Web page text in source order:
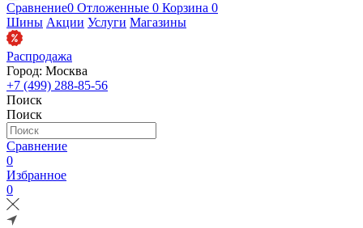
Сравнение0 Отложенные 0 Корзина 0
Шины Акции Услуги Магазины
Распродажа
Город: Москва
+7 (499) 288-85-56
Поиск
Поиск
Сравнение
0
Избранное
0